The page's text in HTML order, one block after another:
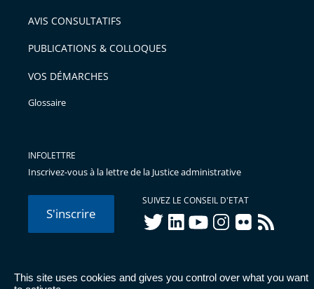
This site uses cookies and gives you control over what you want
avant
AVIS CONSULTATIFS
PUBLICATIONS & COLLOQUES
VOS DÉMARCHES
Glossaire
INFOLETTRE
Inscrivez-vous à la lettre de la Justice administrative
S'inscrire
SUIVEZ LE CONSEIL D'ETAT
twitterlinkedInyoutubeinstagram
flickr rss
© Conseil d'État 2026 - Mentions légales Données